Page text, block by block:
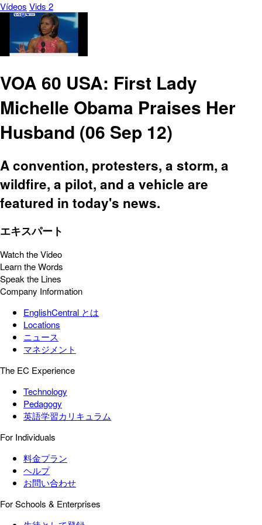
Vídeos Vids 2
VOA 60 USA: First Lady
Michelle Obama Praises Her
Husband (06 Sep 12)
A convention, protesters, a storm, a
wildfire, a pilot, and a vehicle are
featured in today's news.
エキスパート
Watch the Video
Learn the Words
Speak the Lines
Company Information
EnglishCentral とは
Locations
ニュース
マネジメント
The EC Experience
Technology
Pedagogy
英語学習カリキュラム
For Individuals
料金プラン
ヘルプ
お問い合わせ
For Schools & Enterprises